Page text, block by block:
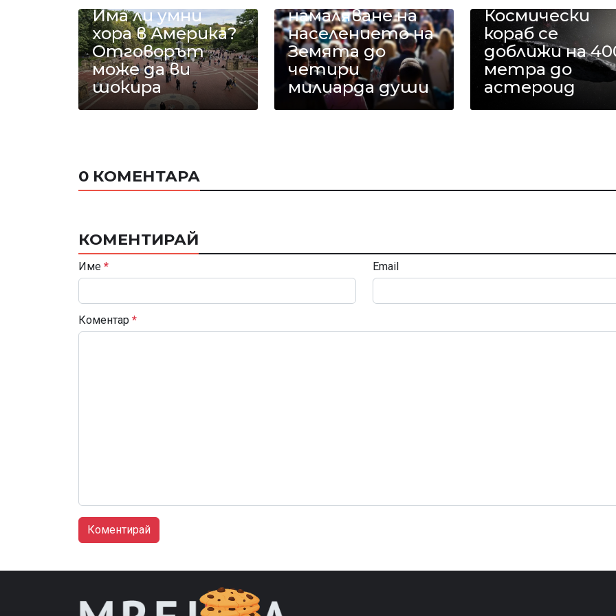
Има ли умни
хора в Америка?
Отговорът
може да ви
шокира
намаляване на
населението на
Земята до
четири
милиарда души
Космически
кораб се
доближи на
метра до
астероид
0 КОМЕНТАРА
КОМЕНТИРАЙ
Име * Email
Коментар *